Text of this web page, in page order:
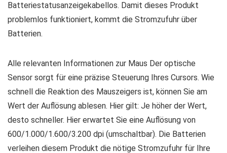
Batteriestatusanzeigekabellos. Damit dieses Produkt
problemlos funktioniert, kommt die Stromzufuhr über
Batterien.
Alle relevanten Informationen zur Maus Der optische
Sensor sorgt für eine präzise Steuerung Ihres Cursors. Wie
schnell die Reaktion des Mauszeigers ist, können Sie am
Wert der Auflösung ablesen. Hier gilt: Je höher der Wert,
desto schneller. Hier erwartet Sie eine Auflösung von
600/1.000/1.600/3.200 dpi (umschaltbar). Die Batterien
verleihen diesem Produkt die nötige Stromzufuhr für Ihre